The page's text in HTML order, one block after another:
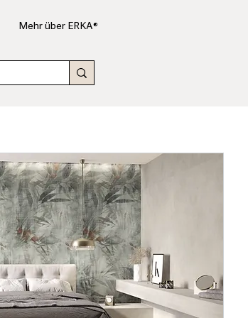
Mehr über ERKA®